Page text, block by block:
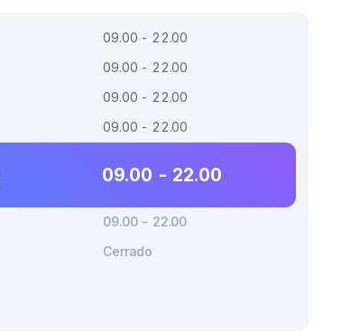
09.00 - 22.00
09.00 - 22.00
09.00 - 22.00
09.00 - 22.00
09.00 - 22.00
09.00 - 22.00
Cerrado